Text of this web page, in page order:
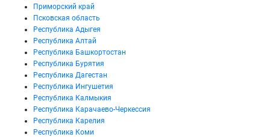
Приморский край
Псковская область
Республика Адыгея
Республика Алтай
Республика Башкортостан
Республика Бурятия
Республика Дагестан
Республика Ингушетия
Республика Калмыкия
Республика Карачаево-Черкессия
Республика Карелия
Республика Коми